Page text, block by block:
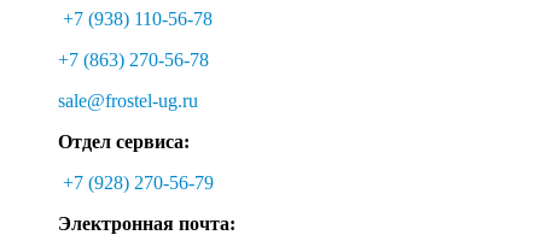
+7 (938) 110-56-78
+7 (863) 270-56-78
sale@frostel-ug.ru
Отдел сервиса:
+7 (928) 270-56-79
Электронная почта: